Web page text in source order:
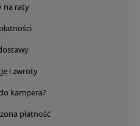
na raty
i zwroty
kampera?
płatność